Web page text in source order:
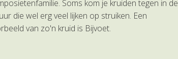
Soms kom je kruiden tegen in de
die wel erg veel lijken op struiken. Een
van zo'n kruid is Bijvoet.